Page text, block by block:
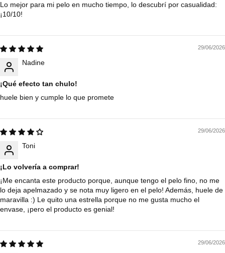
Lo mejor para mi pelo en mucho tiempo, lo descubrí por casualidad:
¡10/10!
29/06/2026
Nadine
¡Qué efecto tan chulo!
huele bien y cumple lo que promete
29/06/2026
Toni
¡Lo volvería a comprar!
¡Me encanta este producto porque, aunque tengo el pelo fino, no me
lo deja apelmazado y se nota muy ligero en el pelo! Además, huele de
maravilla :) Le quito una estrella porque no me gusta mucho el
envase, ¡pero el producto es genial!
29/06/2026